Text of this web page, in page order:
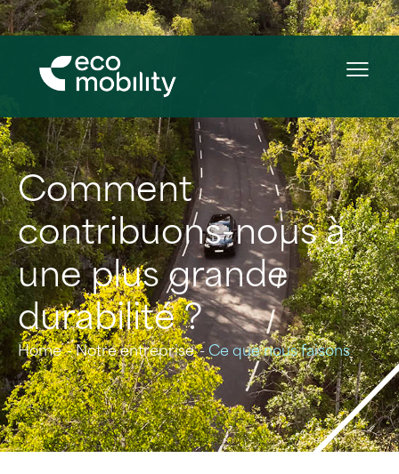
Comment
contribuons-nous à
une plus grande
durabilité ?
Home Notre entreprise Ce que nous faisons